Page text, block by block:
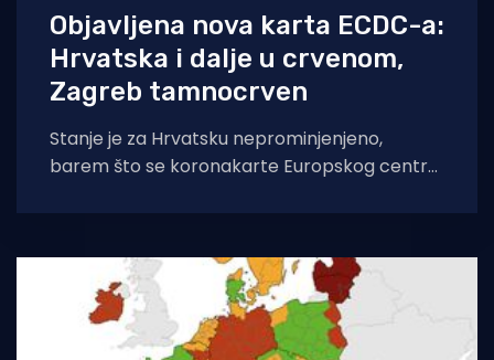
Objavljena nova karta ECDC-a:
Hrvatska i dalje u crvenom,
Zagreb tamnocrven
Stanje je za Hrvatsku neprominjenjeno,
barem što se koronakarte Europskog centra
Objavili su